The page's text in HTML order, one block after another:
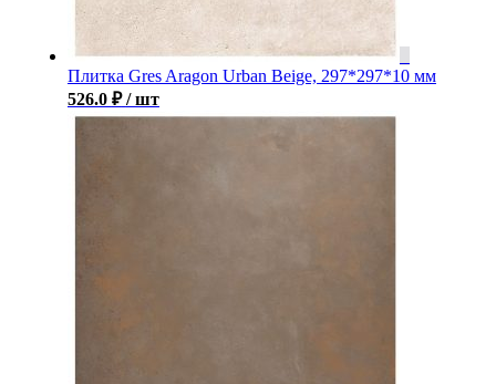
Плитка Gres Aragon Urban Beige, 297*297*10 мм
526.0 ₽ / шт